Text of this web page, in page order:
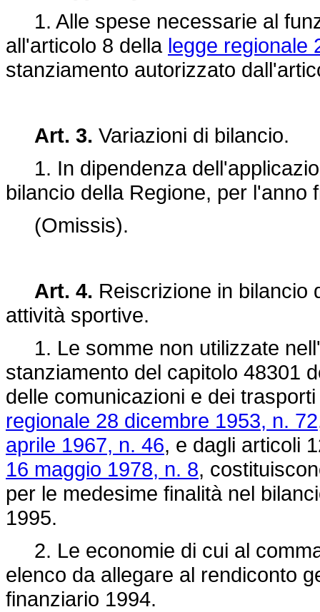
1. Alle spese necessarie al
all'articolo 8 della legge regionale
stanziamento autorizzato
Art. 3. Variazioni di bilancio.
1. In dipendenza
bilancio della Regione, per l'anno
(Omissis).
Art. 4. Reiscrizione in bilancio
attività sportive.
1. Le somme non utilizzate
stanziamento del capitolo 48301
delle comunicazioni e dei
regionale 28 dicembre 1953, n. 72
aprile 1967, n. 46, e dagli articoli
16 maggio 1978, n. 8,
per le medesime finalità nel
1995.
2. Le economie di cui al
elenco da allegare al rendiconto
finanziario 1994.